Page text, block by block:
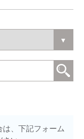
、下記フォーム